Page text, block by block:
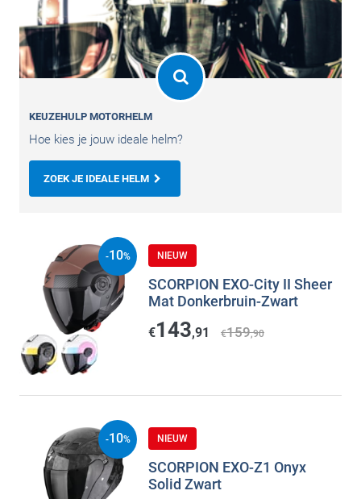
KEUZEHULP MOTORHELM
Hoe kies je jouw ideale helm?
ZOEK JE IDEALE HELM
NIEUW
SCORPION EXO-City II Sheer
Mat Donkerbruin-Zwart
€143,91 €159,90
-10%
NIEUW
SCORPION EXO-Z1 Onyx
Solid Zwart
-10%